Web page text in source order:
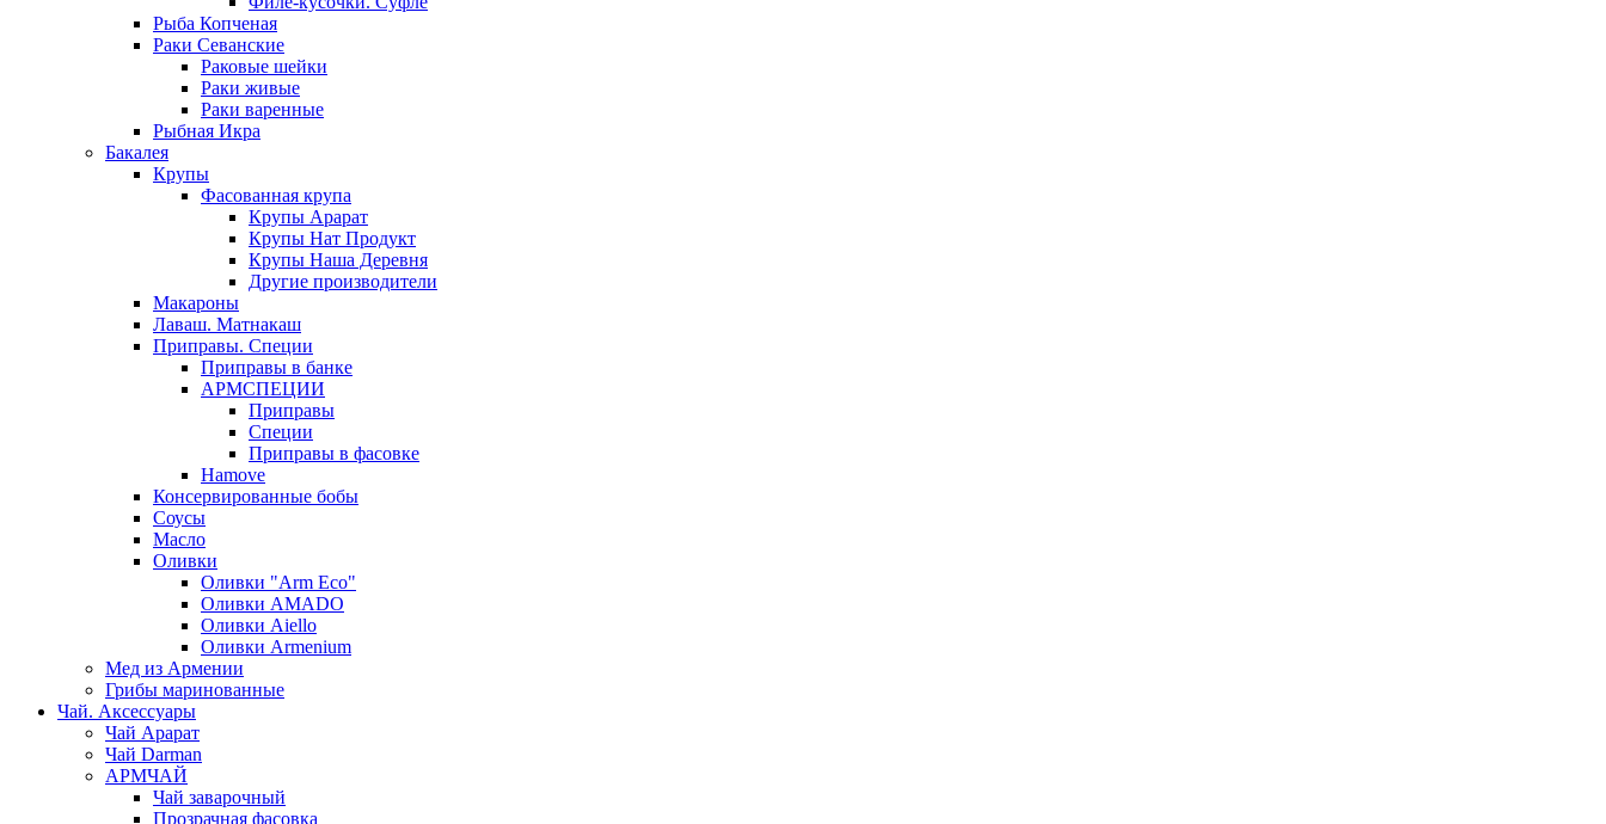
Рыба Копченая
Раки Севанские
Раковые шейки
Раки живые
Раки варенные
Рыбная Икра
Бакалея
Крупы
Фасованная крупа
Крупы Арарат
Крупы Нат Продукт
Крупы Наша Деревня
Другие производители
Макароны
Лаваш. Матнакаш
Приправы. Специи
Приправы в банке
АРМСПЕЦИИ
Приправы
Специи
Приправы в фасовке
Hamove
Консервированные бобы
Соусы
Масло
Оливки
Оливки "Arm Eco"
Оливки AMADO
Оливки Aiello
Оливки Armenium
Мед из Армении
Грибы маринованные
Чай. Аксессуары
Чай Арарат
Чай Darman
АРМЧАЙ
Чай заварочный
Прозрачная фасовка